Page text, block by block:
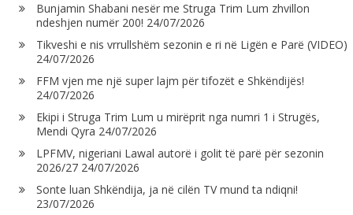
Bunjamin Shabani nesër me Struga Trim Lum zhvillon
ndeshjen numër 200! 24/07/2026
Tikveshi e nis vrrullshëm sezonin e ri në Ligën e Parë (VIDEO)
24/07/2026
FFM vjen me një super lajm për tifozët e Shkëndijës!
24/07/2026
Ekipi i Struga Trim Lum u mirëprit nga numri 1 i Strugës,
Mendi Qyra 24/07/2026
LPFMV, nigeriani Lawal autorë i golit të parë për sezonin
2026/27 24/07/2026
Sonte luan Shkëndija, ja në cilën TV mund ta ndiqni!
23/07/2026